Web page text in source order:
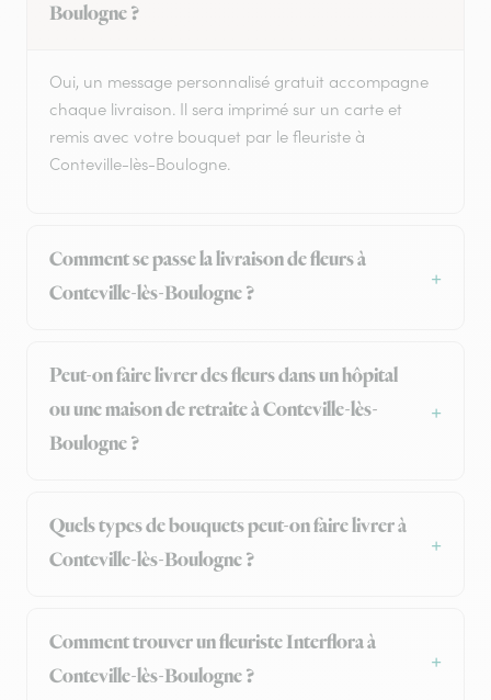
Boulogne ?
Oui, un message personnalisé gratuit accompagne
chaque livraison. Il sera imprimé sur un carte et
remis avec votre bouquet par le fleuriste à
Conteville-lès-Boulogne.
Comment se passe la livraison de fleurs à
Conteville-lès-Boulogne ?
Peut-on faire livrer des fleurs dans un hôpital
ou une maison de retraite à Conteville-lès-
Boulogne ?
Quels types de bouquets peut-on faire livrer à
Conteville-lès-Boulogne ?
Comment trouver un fleuriste Interflora à
Conteville-lès-Boulogne ?